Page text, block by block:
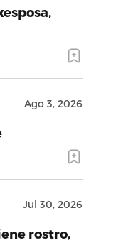
Ago 3, 2026
Jul 30, 2026
rostro,